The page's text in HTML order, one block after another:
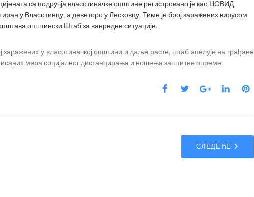
са подручја власотиначке општине регистровано је као ЦОВИД
у Власотинцу, а деветоро у Лесковцу. Тиме је број заражених вирусом
општински Штаб за ванредне ситуације.
заражених у власотиначкој општини и даље расте, штаб апелује на грађане
мера социјалног дистанцирања и ношења заштитне опреме.
СЛЕДЕЋЕ